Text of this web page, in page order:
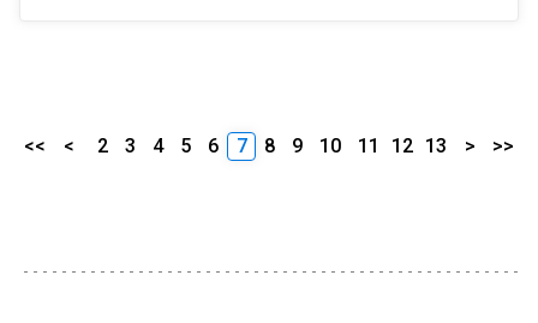
<< < 2 3 4 5 6 7 8 9 10 11 12 13 > >>